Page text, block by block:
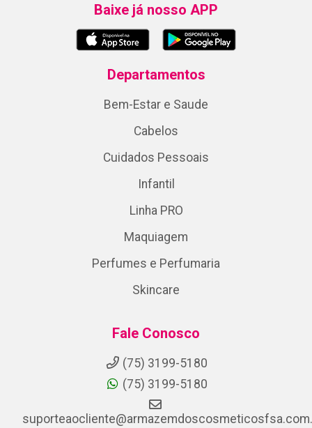
Baixe já nosso APP
Departamentos
Bem-Estar e Saude
Cabelos
Cuidados Pessoais
Infantil
Linha PRO
Maquiagem
Perfumes e Perfumaria
Skincare
Fale Conosco
(75) 3199-5180
(75) 3199-5180